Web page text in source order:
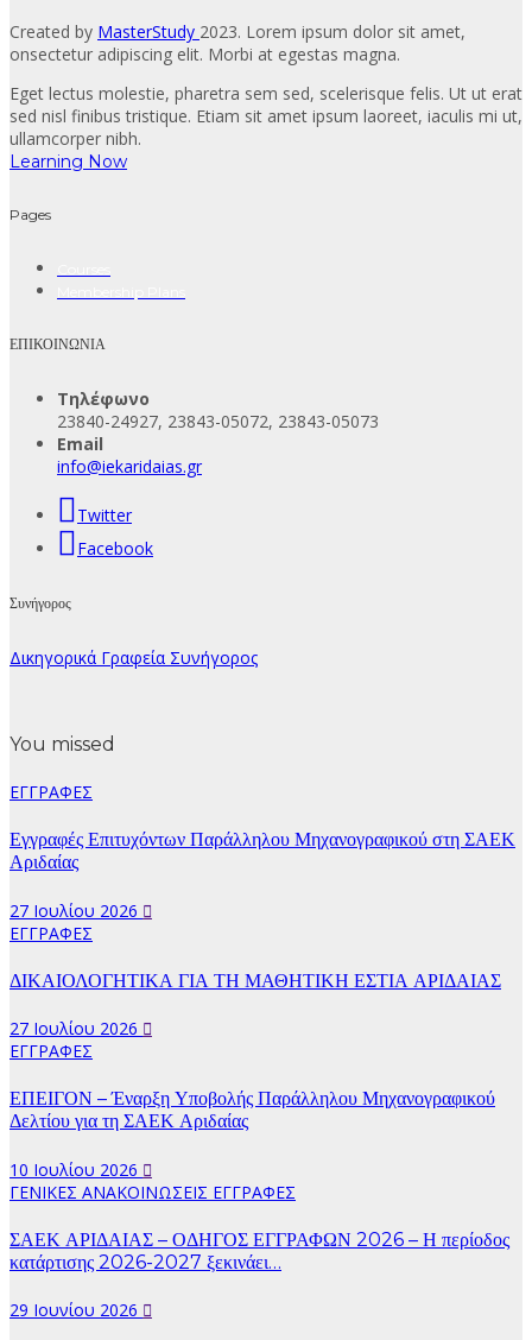
Created by MasterStudy 2023. Lorem ipsum dolor sit amet,
onsectetur adipiscing elit. Morbi at egestas magna.
Eget lectus molestie, pharetra sem sed, scelerisque felis. Ut ut erat
sed nisl finibus tristique. Etiam sit amet ipsum laoreet, iaculis mi ut,
ullamcorper nibh.
Learning Now
Pages
ΕΠΙΚΟΙΝΩΝΙΑ
Τηλέφωνο
23840-24927, 23843-05072, 23843-05073
Email
info@iekaridaias.gr
Twitter
Facebook
Συνήγορος
Δικηγορικά Γραφεία Συνήγορος
You missed
ΕΓΓΡΑΦΕΣ
Εγγραφές Επιτυχόντων Παράλληλου Μηχανογραφικού στη ΣΑΕΚ
Αριδαίας
27 Ιουλίου 2026
ΕΓΓΡΑΦΕΣ
ΔΙΚΑΙΟΛΟΓΗΤΙΚΑ ΓΙΑ ΤΗ ΜΑΘΗΤΙΚΗ ΕΣΤΙΑ ΑΡΙΔΑΙΑΣ
27 Ιουλίου 2026
ΕΓΓΡΑΦΕΣ
ΕΠΕΙΓΟΝ – Έναρξη Υποβολής Παράλληλου Μηχανογραφικού
Δελτίου για τη ΣΑΕΚ Αριδαίας
10 Ιουλίου 2026
ΓΕΝΙΚΕΣ ΑΝΑΚΟΙΝΩΣΕΙΣ ΕΓΓΡΑΦΕΣ
ΣΑΕΚ ΑΡΙΔΑΙΑΣ – ΟΔΗΓΟΣ ΕΓΓΡΑΦΩΝ 2026 – Η περίοδος
κατάρτισης 2026-2027 ξεκινάει…
29 Ιουνίου 2026